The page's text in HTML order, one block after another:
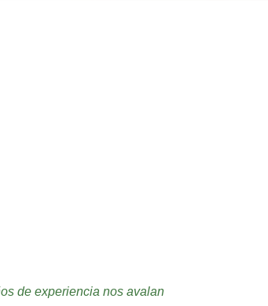
de experiencia nos avalan